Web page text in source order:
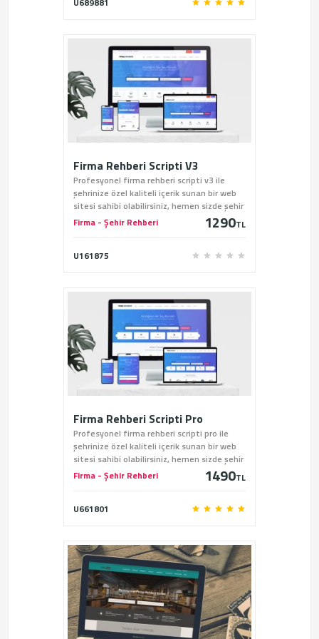
Firma Rehberi Scripti V3
Profesyonel firma rehberi scripti v3 ile
şehrinize özel kaliteli içerik sunan bir web
sitesi sahibi olabilirsiniz, hemen sizde şehir
rehberi scriptini sitemiz üzerinden satın
alabilirsiniz.
Firma - Şehir Rehberi 1290TL
U161875
Firma Rehberi Scripti Pro
Profesyonel firma rehberi scripti pro ile
şehrinize özel kaliteli içerik sunan bir web
sitesi sahibi olabilirsiniz, hemen sizde şehir
rehberi scriptini sitemiz üzerinden satın
alabilirsiniz.
Firma - Şehir Rehberi 1490TL
U661801